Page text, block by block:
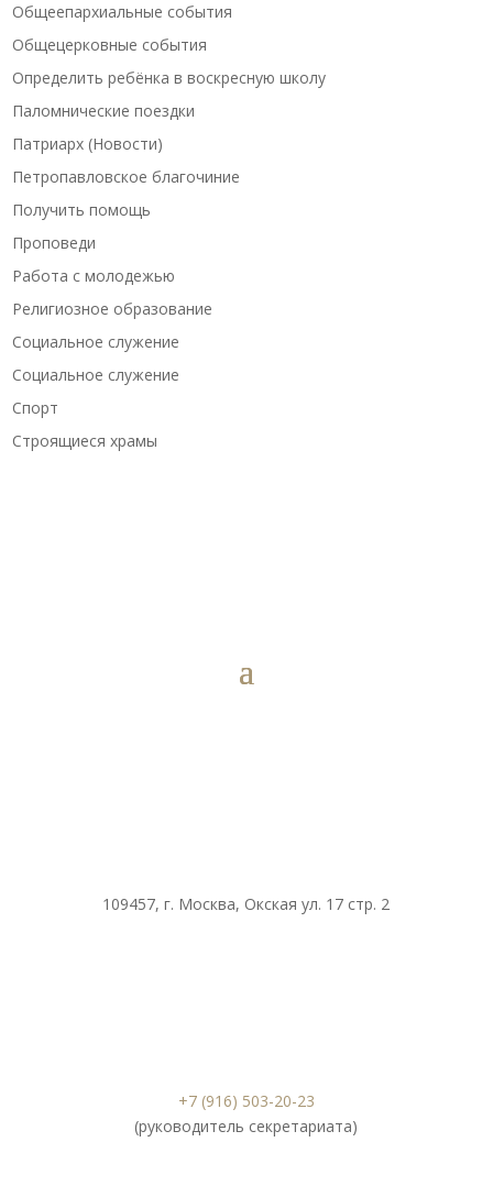
Общеепархиальные события
Общецерковные события
Определить ребёнка в воскресную школу
Паломнические поездки
Патриарх (Новости)
Петропавловское благочиние
Получить помощь
Проповеди
Работа с молодежью
Религиозное образование
Социальное служение
Социальное служение
Спорт
Строящиеся храмы
109457, г. Москва, Окская ул. 17 стр. 2
+7 (916) 503-20-23
(руководитель секретариата)